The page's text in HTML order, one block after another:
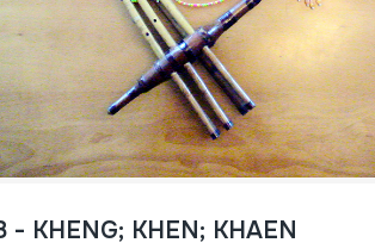
- KHENG; KHEN; KHAEN